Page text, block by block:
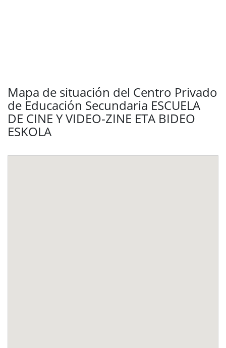
Mapa de situación del Centro Privado
de Educación Secundaria ESCUELA
DE CINE Y VIDEO-ZINE ETA BIDEO
ESKOLA